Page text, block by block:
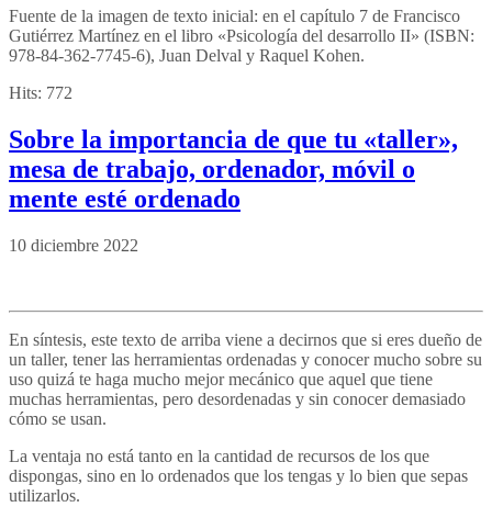
Fuente de la imagen de texto inicial: en el capítulo 7 de Francisco
Gutiérrez Martínez en el libro «Psicología del desarrollo II» (ISBN:
978-84-362-7745-6), Juan Delval y Raquel Kohen.
Hits: 772
Sobre la importancia de que tu «taller»,
mesa de trabajo, ordenador, móvil o
mente esté ordenado
10 diciembre 2022
En síntesis, este texto de arriba viene a decirnos que si eres dueño de
un taller, tener las herramientas ordenadas y conocer mucho sobre su
uso quizá te haga mucho mejor mecánico que aquel que tiene
muchas herramientas, pero desordenadas y sin conocer demasiado
cómo se usan.
La ventaja no está tanto en la cantidad de recursos de los que
dispongas, sino en lo ordenados que los tengas y lo bien que sepas
utilizarlos.